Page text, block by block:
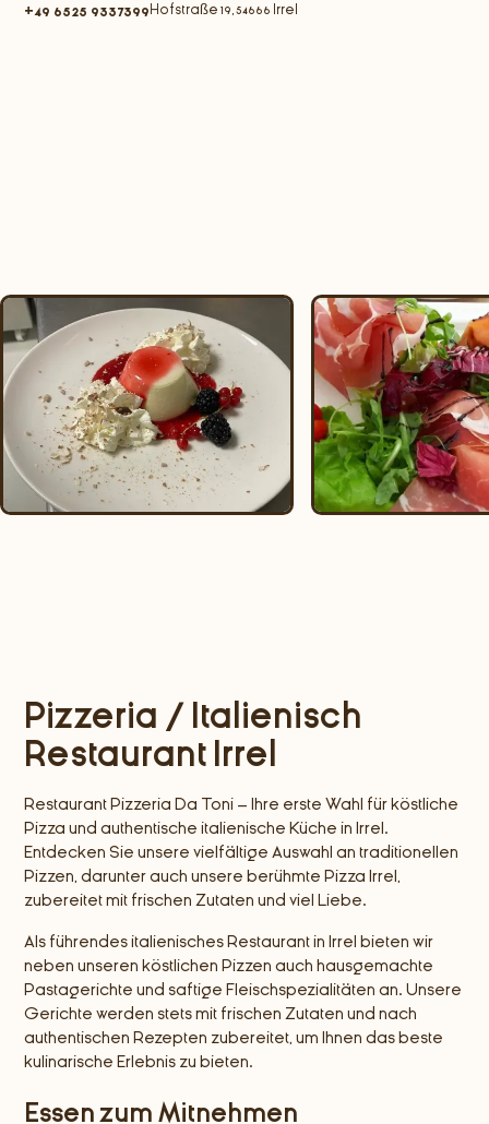
+49 6525 9337399 Hofstraße 19, 54666 Irrel
Pizzeria / Italienisch
Restaurant Irrel
Restaurant Pizzeria Da Toni – Ihre erste Wahl für köstliche
Pizza und authentische italienische Küche in Irrel.
Entdecken Sie unsere vielfältige Auswahl an traditionellen
Pizzen, darunter auch unsere berühmte Pizza Irrel,
zubereitet mit frischen Zutaten und viel Liebe.
Als führendes italienisches Restaurant in Irrel bieten wir
neben unseren köstlichen Pizzen auch hausgemachte
Pastagerichte und saftige Fleischspezialitäten an. Unsere
Gerichte werden stets mit frischen Zutaten und nach
authentischen Rezepten zubereitet, um Ihnen das beste
kulinarische Erlebnis zu bieten.
Essen zum Mitnehmen